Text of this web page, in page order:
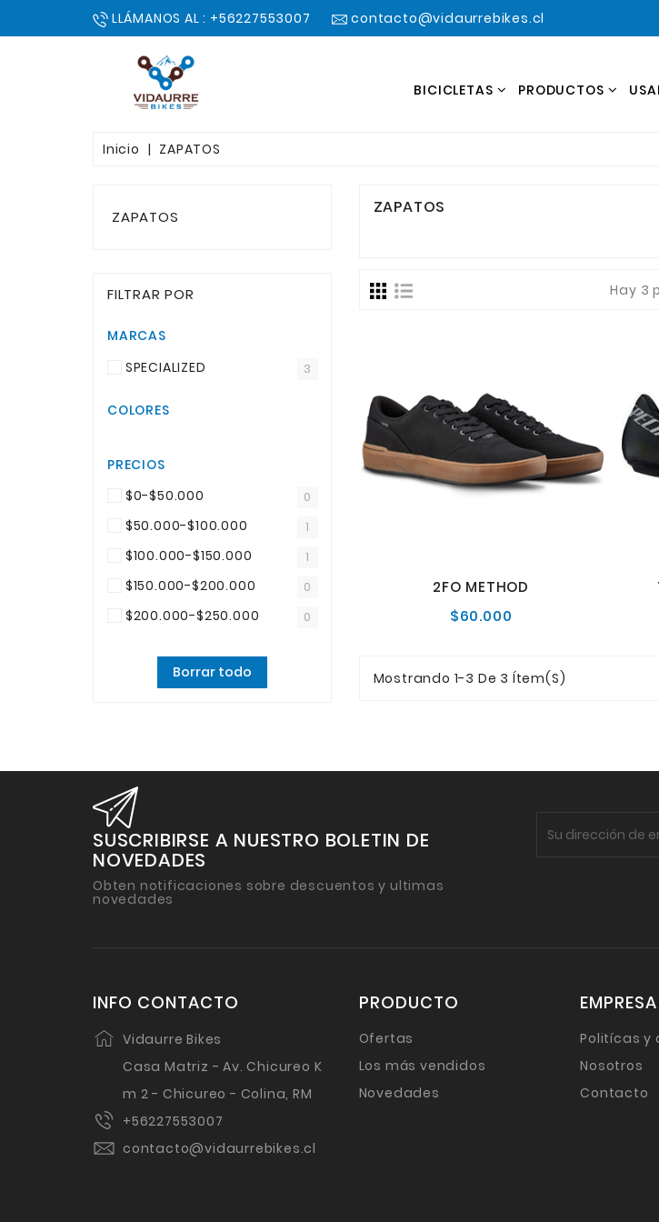
LLÁMANOS AL : +56227553007 contacto@vidaurrebikes.cl
BICICLETAS PRODUCTOS
Inicio ZAPATOS
ZAPATOS
FILTRAR POR
MARCAS
SPECIALIZED
3
COLORES
PRECIOS
$0-$50.000
0
$50.000-$100.000 1
$100.000-$150.000 1
$150.000-$200.000 0
$200.000-$250.000 0
Borrar todo
ZAPATOS
Hay 3
2FO METHOD
$60.000
Mostrando 1-3 De 3 Ítem(s)
SUSCRIBIRSE A NUESTRO BOLETIN DE
NOVEDADES
Obten notificaciones sobre descuentos y ultimas
novedades
INFO CONTACTO
Vidaurre Bikes
Casa Matriz - Av. Chicureo K
m 2 - Chicureo - Colina, RM
+56227553007
contacto@vidaurrebikes.cl
PRODUCTO
Ofertas
Los más vendidos
Novedades
EMPRESA
Politícas y
Nosotros
Contacto